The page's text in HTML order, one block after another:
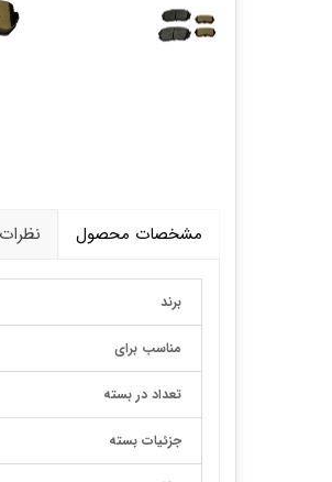
قالپاق، رینگ و
مشخصات محصول نظرات
برند
مناسب برای
تعداد در بسته
جزئیات بسته